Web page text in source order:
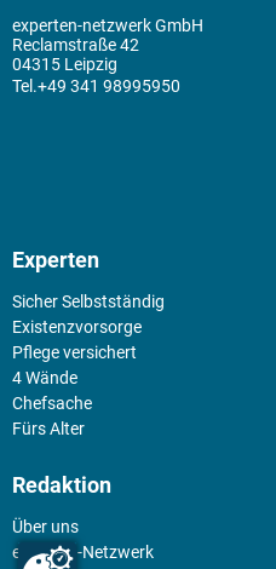
experten-netzwerk GmbH
Reclamstraße 42
04315 Leipzig
+49 341 98995950
Experten
Sicher Selbstständig
Existenz­vorsorge
Pflege versichert
4 Wände
Chefsache
Fürs Alter
Redaktion
Über uns
experten-Netzwerk